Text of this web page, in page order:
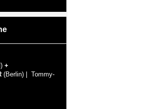
+
(Berlin) | Tommy-